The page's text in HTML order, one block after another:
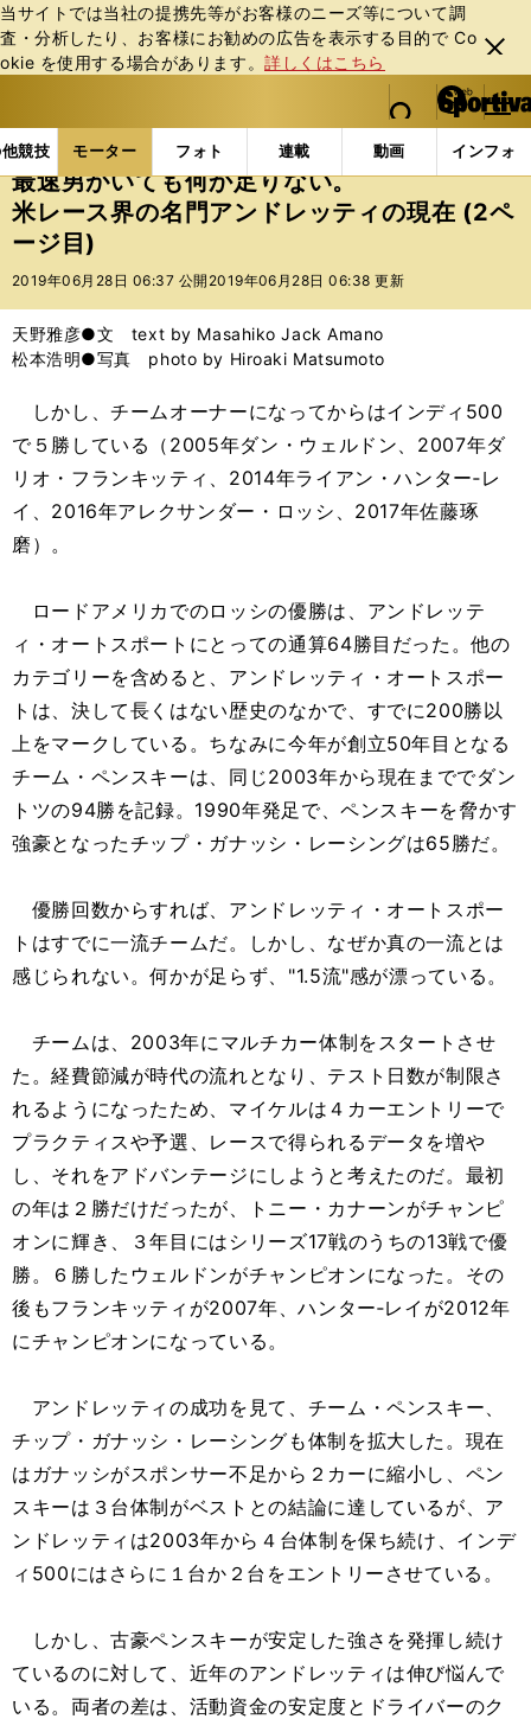
当サイトでは当社の提携先等がお客様のニーズ等について調
査・分析したり、お客様にお勧めの広告を表⽰する⽬的で Co
okie を使⽤する場合があります。詳しくはこちら
閉じ
る
web Sportiva (webスポルティーバ)
検索
マイペ
ー
ジ
メニュ
競技 モーター フォト 連載 動画 インフォ
b
ス
ポ
ル
テ
ー
バ
モーターの記事一覧 モーター その他 最速男が
最速男がいても何か足りない。
米レース界の名門アンドレッティの現在 (2ペ
ージ目)
2019年06月28日 06:37 公開 2019年06月28日 06:38 更新
天野雅彦●文 text by Masahiko Jack Amano
松本浩明●写真 photo by Hiroaki Matsumoto
しかし、チームオーナーになってからはインディ500
で５勝している（2005年ダン・ウェルドン、2007年ダ
リオ・フランキッティ、2014年ライアン・ハンター‐レ
イ、2016年アレクサンダー・ロッシ、2017年佐藤琢
磨）。
ロードアメリカでのロッシの優勝は、アンドレッテ
ィ・オートスポートにとっての通算64勝目だった。他の
カテゴリーを含めると、アンドレッティ・オートスポー
トは、決して長くはない歴史のなかで、すでに200勝以
上をマークしている。ちなみに今年が創立50年目となる
チーム・ペンスキーは、同じ2003年から現在まででダン
トツの94勝を記録。1990年発足で、ペンスキーを脅かす
強豪となったチップ・ガナッシ・レーシングは65勝だ。
優勝回数からすれば、アンドレッティ・オートスポー
トはすでに一流チームだ。しかし、なぜか真の一流とは
感じられない。何かが足らず、"1.5流"感が漂っている。
チームは、2003年にマルチカー体制をスタートさせ
た。経費節減が時代の流れとなり、テスト日数が制限さ
れるようになったため、マイケルは４カーエントリーで
プラクティスや予選、レースで得られるデータを増や
し、それをアドバンテージにしようと考えたのだ。最初
の年は２勝だけだったが、トニー・カナーンがチャンピ
オンに輝き、３年目にはシリーズ17戦のうちの13戦で優
勝。６勝したウェルドンがチャンピオンになった。その
後もフランキッティが2007年、ハンター‐レイが2012年
にチャンピオンになっている。
アンドレッティの成功を見て、チーム・ペンスキー、
チップ・ガナッシ・レーシングも体制を拡大した。現在
はガナッシがスポンサー不足から２カーに縮小し、ペン
スキーは３台体制がベストとの結論に達しているが、ア
ンドレッティは2003年から４台体制を保ち続け、インデ
ィ500にはさらに１台か２台をエントリーさせている。
しかし、古豪ペンスキーが安定した強さを発揮し続け
ているのに対して、近年のアンドレッティは伸び悩んで
いる。両者の差は、活動資金の安定度とドライバーのク